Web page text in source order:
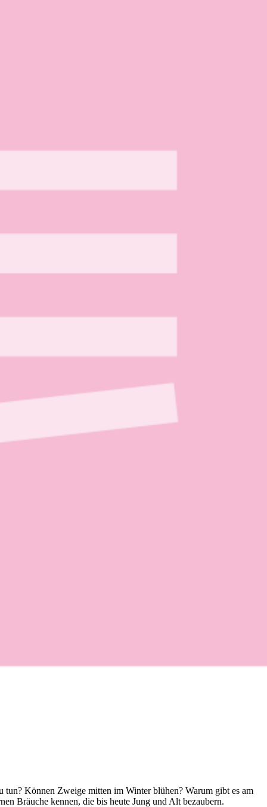
Können Zweige mitten im Winter blühen? Warum gibt es am
Bräuche kennen, die bis heute Jung und Alt bezaubern.